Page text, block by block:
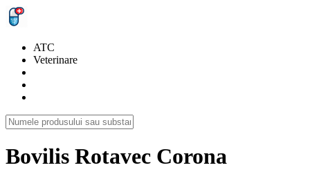
ATC
Veterinare
Bovilis Rotavec Corona